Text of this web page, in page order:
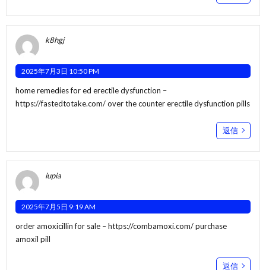
k8hgj
2025年7月3日 10:50 PM
home remedies for ed erectile dysfunction –
https://fastedtotake.com/over the counter erectile dysfunction pills
返信
iupia
2025年7月5日 9:19 AM
order amoxicillin for sale –https://combamoxi.com/purchase
amoxil pill
返信